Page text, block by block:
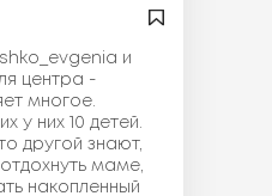
и
центра -
многое.
у них 10 детей.
другой знают,
маме,
накопленный